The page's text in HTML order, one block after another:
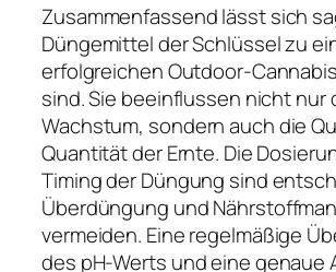
Zusammenfassend lässt sich
Düngemittel der Schlüssel zu
erfolgreichen Outdoor-
sind. Sie beeinflussen nicht nur
Wachstum, sondern auch die
Quantität der Ernte. Die
Timing der Düngung sind
Überdüngung und
vermeiden. Eine regelmäßige
des pH-Werts und eine genaue